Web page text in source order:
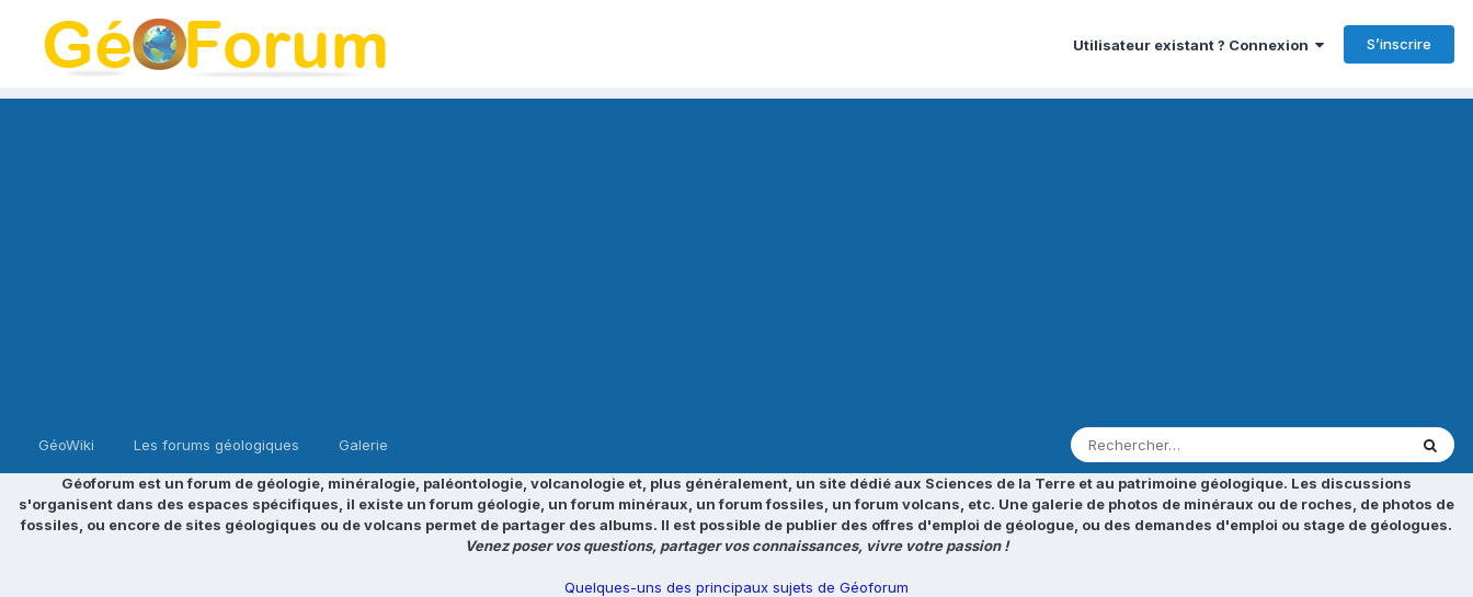
Utilisateur existant ? Connexion S’inscrire
GéoWiki Les forums géologiques Galerie
Géoforum est un forum de géologie, minéralogie, paléontologie, volcanologie et, plus généralement, un site dédié aux Sciences de la Terre et au patrimoine géologique. Les discussions
s'organisent dans des espaces spécifiques, il existe un forum géologie, un forum minéraux, un forum fossiles, un forum volcans, etc. Une galerie de photos de minéraux ou de roches, de photos de
fossiles, ou encore de sites géologiques ou de volcans permet de partager des albums. Il est possible de publier des offres d'emploi de géologue, ou des demandes d'emploi ou stage de géologues.
Venez poser vos questions, partager vos connaissances, vivre votre passion !
Quelques-uns des principaux sujets de Géoforum